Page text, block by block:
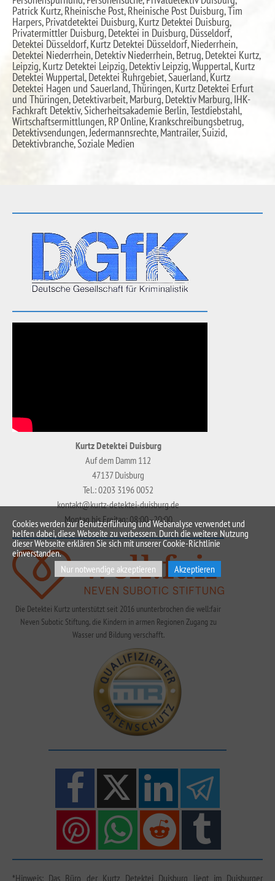
Patrick Kurtz, Rheinische Post, Rheinische Post Duisburg, Tim
Harpers, Privatdetektei Duisburg, Kurtz Detektei Duisburg,
Privatermittler Duisburg, Detektei in Duisburg, Düsseldorf,
Detektei Düsseldorf, Kurtz Detektei Düsseldorf, Niederrhein,
Detektei Niederrhein, Detektiv Niederrhein, Betrug, Detektei Kurtz,
Leipzig, Kurtz Detektei Leipzig, Detektiv Leipzig, Wuppertal, Kurtz
Detektei Wuppertal, Detektei Ruhrgebiet, Sauerland, Kurtz
Detektei Hagen und Sauerland, Thüringen, Kurtz Detektei Erfurt
und Thüringen, Detektivarbeit, Marburg, Detektiv Marburg, IHK-
Fachkraft Detektiv, Sicherheitsakademie Berlin, Testdiebstahl,
Wirtschaftsermittlungen, RP Online, Krankschreibungsbetrug,
Detektivsendungen, Jedermannsrechte, Mantrailer, Suizid,
Detektivbranche, Soziale Medien
Kurtz Detektei Duisburg
Auf dem Damm 112
47137 Duisburg
Tel.: 0203 3196 0052
kontakt@kurtz-detektei-duisburg.de
Montag bis Freitag: 08:00–20:00
Die Detektei Kurtz unterstützt seit 2016 ununterbrochen die well:fair
Neven Subotic Stiftung, die Kindern in armen Regionen Zugang zu
Wasser und Bildung verschafft.
*Hinweis: Das Büro der Kurtz Detektei Duisburg liegt im Duisburger
Cookies werden zur Benutzerführung und Webanalyse verwendet und
helfen dabei, diese Webseite zu verbessern. Durch die weitere Nutzung
dieser Webseite erklären Sie sich mit unserer Cookie-Richtlinie
einverstanden.
Nur notwendige akzeptieren
Akzeptieren